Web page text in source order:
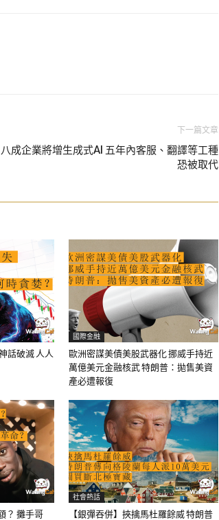
下一篇文章
八成企業將增生成式AI 五年內客服、翻譯等工種
恐被取代
話破滅 人人
國際金融
歐洲密謀美債美股武器化 挪威手持近
萬億美元金融核武 特朗普：拋售美資
產必遭報復
？ 攤手哥
社會熱話
【銀彈吞併】挾擒馬杜羅餘威 特朗普